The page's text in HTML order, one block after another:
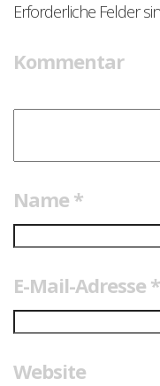
Erforderliche Felder
Kommentar
Name *
E-Mail-Adresse *
Website